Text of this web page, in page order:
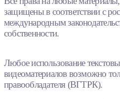
защищены в соответствии с
международным
собственности.
Любое использование
видеоматериалов возможно
правообладателя (ВГТРК).